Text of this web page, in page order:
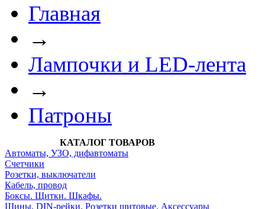
Главная
→
Лампочки и LED-лента
→
Патроны
КАТАЛОГ ТОВАРОВ
Автоматы, УЗО, дифавтоматы
Счетчики
Розетки, выключатели
Кабель, провод
Боксы. Щитки. Шкафы.
Шины. DIN-рейки. Розетки щитовые. Аксессуары